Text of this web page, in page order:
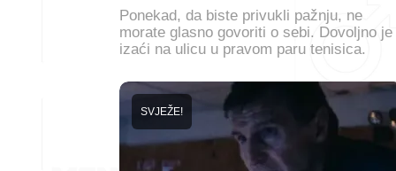
Ponekad, da biste privukli pažnju, ne
morate glasno govoriti o sebi. Dovoljno je
izaći na ulicu u pravom paru tenisica.
SVJEŽE!